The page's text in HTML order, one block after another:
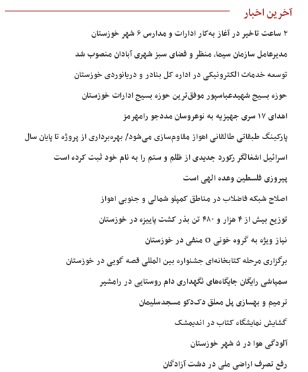
آخرین اخبار
۲ ساعت تاخیر در آغاز به‌کار ادارات و مدارس ۶ شهر خوزستان
مدیرعامل سازمان سیما، منظر و فضای سبز شهری آبادان منصوب شد
توسعه خدمات الکترونیکی در اداره کل بنادر و دریانوردی خوزستان
حوزه بسیج شهیدعباسپور موفق‌ترین حوزه بسیج ادارات خوزستان
اهدای ۱۷ سری جهیزیه به نوعروسان مددجو رامهرمز
پارکینگ طبقاتی طالقانی اهواز مقاوم‌سازی می‌شود/ بهره‌برداری از پروژه تا پایان سال
اسرائیل اشغالگر رکورد جدیدی از ظلم و ستم را به نام خود ثبت کرده است
پیروزی فلسطین وعده الهی است
اصلاح شبکه فاضلاب در مناطق کمپلو شمالی و جنوبی اهواز
توزیع بیش از ۴ هزار و ۴۸۰ تن بذر کشت پاییزه در خوزستان
نیاز ویژه به گروه خونی O منفی در خوزستان
برگزاری مرحله کتابخانه‌ای جشنواره بین المللی قصه گویی در خوزستان
سمپاشی رایگان جایگاه‌های نگهداری دام روستایی در رامشیر
ترمیم و بهسازی پل معلق دک‌دکو مسجدسلیمان
گشایش نمایشگاه کتاب در اندیمشک
آلودگی هوا در ۵ شهر خوزستان
رفع تصرف اراضی ملی در دشت آزادگان